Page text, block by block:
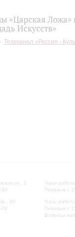
«Царская
Искусств»
Телеканал «Россия -
ул., 2
80
30
70
Часы
Перерыв с
Часы
Перерыв с
Вопросы